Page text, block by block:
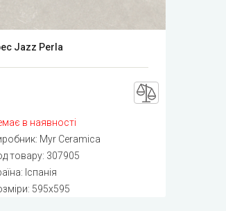
Jazz Perla
в наявності
Myr Ceramica
товару: 307905
Іспанія
595x595